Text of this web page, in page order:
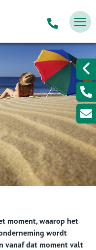
moment, waarop het
wordt
vanaf dat moment valt